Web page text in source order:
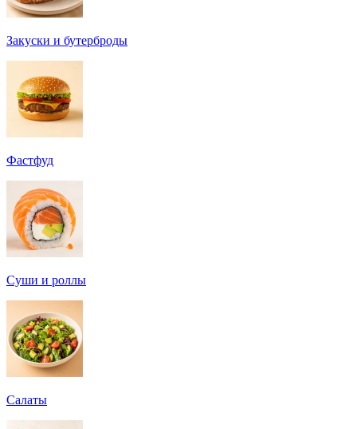
Закуски и бутерброды
Фастфуд
Суши и роллы
Салаты